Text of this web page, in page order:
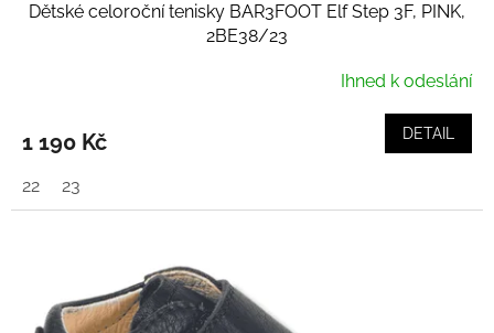
Dětské celoroční tenisky BAR3FOOT Elf Step 3F, PINK,
2BE38/23
Ihned k odeslání
1 190 Kč DETAIL
22 23